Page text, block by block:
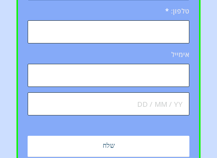
טלפון: *
אימייל